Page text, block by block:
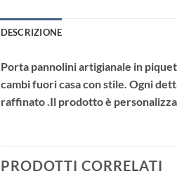
DESCRIZIONE
Porta pannolini artigianale in
cambi fuori casa con stile. Ogni
raffinato .Il prodotto è
PRODOTTI CORRELATI